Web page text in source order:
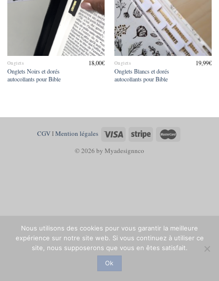
Onglets
Onglets Noirs et dorés
autocollants pour Bible
18,00€ Onglets
Onglets Blancs et dorés
autocollants pour Bible
19,99€
CGVIMention légales
© 2026 by Myadesignnco
Nous utilisons des cookies pour vous garantir la meilleure
expérience sur notre site web. Si vous continuez à utiliser ce
site, nous supposerons que vous en êtes satisfait.
Ok